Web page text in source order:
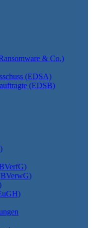
& Co.)
(EDSA)
(EDSB)